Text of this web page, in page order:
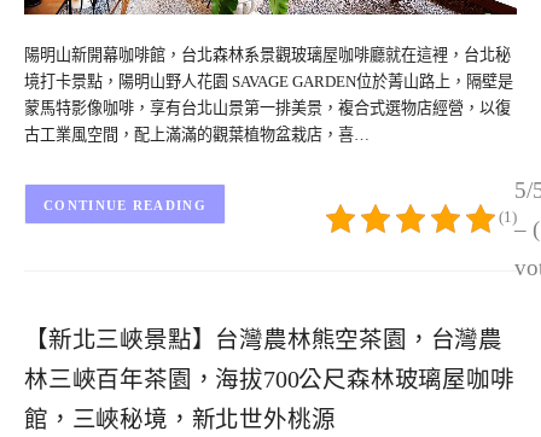
陽明山新開幕咖啡館，台北森林系景觀玻璃屋咖啡廳就在這裡，台北秘
境打卡景點，陽明山野人花園 SAVAGE GARDEN位於菁山路上，隔壁是
蒙馬特影像咖啡，享有台北山景第一排美景，複合式選物店經營，以復
古工業風空間，配上滿滿的觀葉植物盆栽店，喜…
5/
–
(1)
CONTINUE READING
【新北三峽景點】台灣農林熊空茶園，台灣農
林三峽百年茶園，海拔700公尺森林玻璃屋咖啡
館，三峽秘境，新北世外桃源